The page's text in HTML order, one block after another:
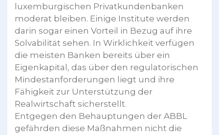
luxemburgischen Privatkundenbanken
moderat bleiben. Einige Institute werden
darin sogar einen Vorteil in Bezug auf ihre
Solvabilität sehen. In Wirklichkeit verfügen
die meisten Banken bereits über ein
Eigenkapital, das über den regulatorischen
Mindestanforderungen liegt und ihre
Fähigkeit zur Unterstützung der
Realwirtschaft sicherstellt.
Entgegen den Behauptungen der ABBL
gefährden diese Maßnahmen nicht die